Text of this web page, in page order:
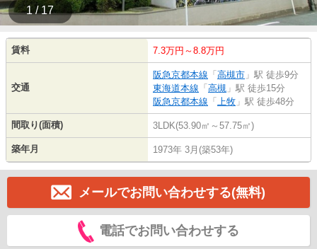
1 / 17
賃料 7.3万円～8.8万円
交通
阪急京都本線 「 高槻市 」駅 徒歩9分
東海道本線 「 高槻 」駅 徒歩15分
阪急京都本線 「 上牧 」駅 徒歩48分
間取り(面積) 3LDK(53.90㎡～57.75㎡)
築年月 1973年 3月(築53年)
メールでお問い合わせする(無料)
電話でお問い合わせする